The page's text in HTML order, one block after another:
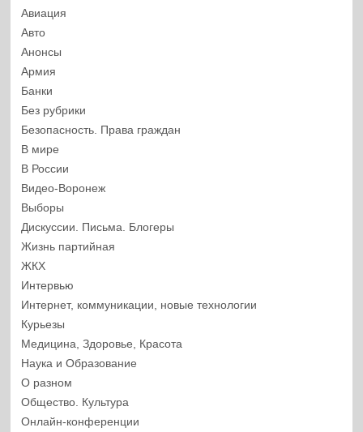
Авиация
Авто
Анонсы
Армия
Банки
Без рубрики
Безопасность. Права граждан
В мире
В России
Видео-Воронеж
Выборы
Дискуссии. Письма. Блогеры
Жизнь партийная
ЖКХ
Интервью
Интернет, коммуникации, новые технологии
Курьезы
Медицина, Здоровье, Красота
Наука и Образование
О разном
Общество. Культура
Онлайн-конференции